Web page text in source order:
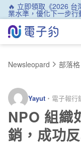
🔥 立即領取《2026 台
業水準，優化下一步行
Newsleopard 部落格
Yayut ・ 電子報行
NPO 組織
銷，成功